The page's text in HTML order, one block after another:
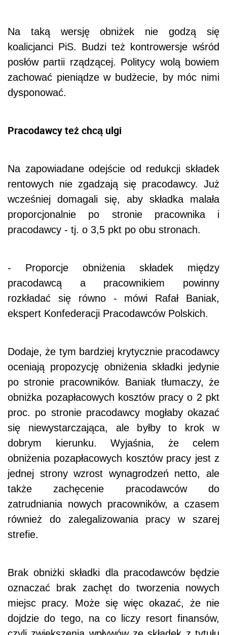
Na taką wersję obniżek nie godzą się
koalicjanci PiS. Budzi też kontrowersje wśród
posłów partii rządzącej. Politycy wolą bowiem
zachować pieniądze w budżecie, by móc nimi
dysponować.
Pracodawcy też chcą ulgi
Na zapowiadane odejście od redukcji składek
rentowych nie zgadzają się pracodawcy. Już
wcześniej domagali się, aby składka malała
proporcjonalnie po stronie pracownika i
pracodawcy - tj. o 3,5 pkt po obu stronach.
- Proporcje obniżenia składek między
pracodawcą a pracownikiem powinny
rozkładać się równo - mówi Rafał Baniak,
ekspert Konfederacji Pracodawców Polskich.
Dodaje, że tym bardziej krytycznie pracodawcy
oceniają propozycję obniżenia składki jedynie
po stronie pracowników. Baniak tłumaczy, że
obniżka pozapłacowych kosztów pracy o 2 pkt
proc. po stronie pracodawcy mogłaby okazać
się niewystarczająca, ale byłby to krok w
dobrym kierunku. Wyjaśnia, że celem
obniżenia pozapłacowych kosztów pracy jest z
jednej strony wzrost wynagrodzeń netto, ale
także zachęcenie pracodawców do
zatrudniania nowych pracowników, a czasem
również do zalegalizowania pracy w szarej
strefie.
Brak obniżki składki dla pracodawców będzie
oznaczać brak zachęt do tworzenia nowych
miejsc pracy. Może się więc okazać, że nie
dojdzie do tego, na co liczy resort finansów,